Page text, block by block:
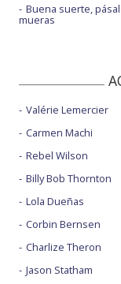
Buena suerte,
mueras
Valérie Lemercier
Carmen Machi
Rebel Wilson
Billy Bob Thornton
Lola Dueñas
Corbin Bernsen
Charlize Theron
Jason Statham